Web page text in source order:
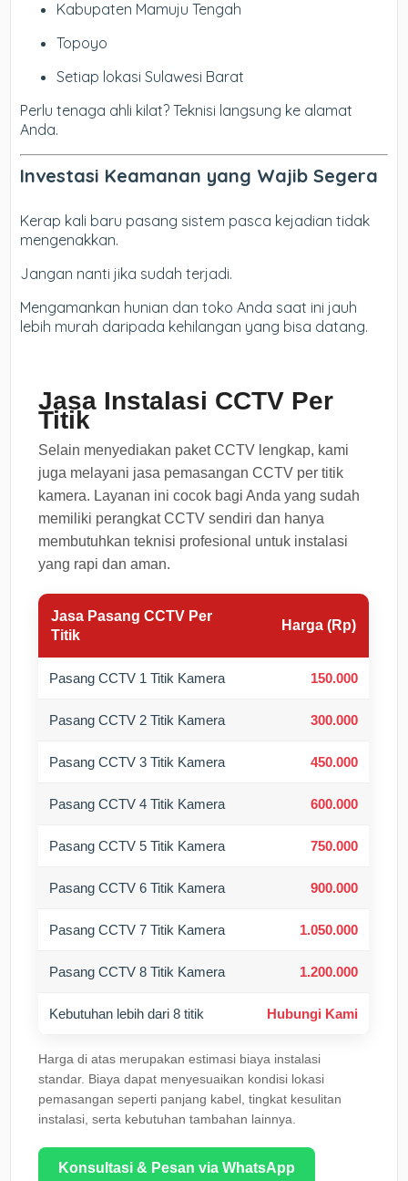
Kabupaten Mamuju Tengah
Topoyo
Setiap lokasi Sulawesi Barat
Perlu tenaga ahli kilat? Teknisi langsung ke alamat
Anda.
Investasi Keamanan yang Wajib Segera
Kerap kali baru pasang sistem pasca kejadian tidak
mengenakkan.
Jangan nanti jika sudah terjadi.
Mengamankan hunian dan toko Anda saat ini jauh
lebih murah daripada kehilangan yang bisa datang.
Jasa Instalasi CCTV Per
Titik
Selain menyediakan paket CCTV lengkap, kami
juga melayani jasa pemasangan CCTV per titik
kamera. Layanan ini cocok bagi Anda yang sudah
memiliki perangkat CCTV sendiri dan hanya
membutuhkan teknisi profesional untuk instalasi
yang rapi dan aman.
Jasa Pasang CCTV Per
Titik
Harga (Rp)
Pasang CCTV 1 Titik Kamera 150.000
Pasang CCTV 2 Titik Kamera 300.000
Pasang CCTV 3 Titik Kamera 450.000
Pasang CCTV 4 Titik Kamera 600.000
Pasang CCTV 5 Titik Kamera 750.000
Pasang CCTV 6 Titik Kamera 900.000
Pasang CCTV 7 Titik Kamera 1.050.000
Pasang CCTV 8 Titik Kamera 1.200.000
Kebutuhan lebih dari 8 titik Hubungi Kami
Harga di atas merupakan estimasi biaya instalasi
standar. Biaya dapat menyesuaikan kondisi lokasi
pemasangan seperti panjang kabel, tingkat kesulitan
instalasi, serta kebutuhan tambahan lainnya.
Konsultasi & Pesan via WhatsApp